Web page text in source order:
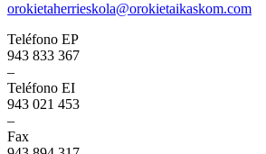
orokietaherrieskola@orokietaikaskom.com
Teléfono EP
943 833 367
–
Teléfono EI
943 021 453
–
Fax